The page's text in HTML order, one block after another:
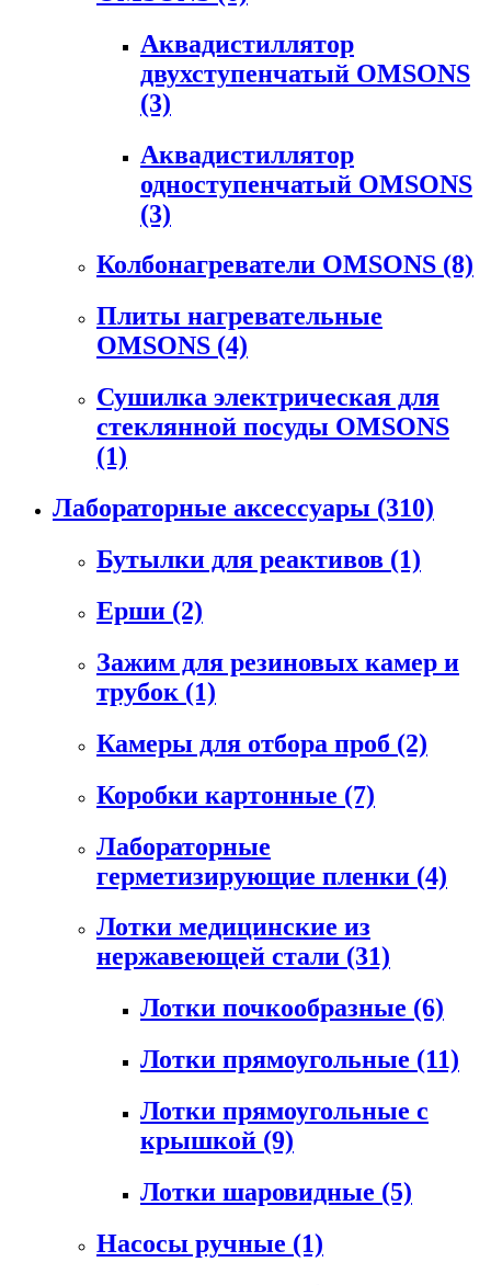
Аквадистиллятор
двухступенчатый OMSONS
(3)
Аквадистиллятор
одноступенчатый OMSONS
(3)
Колбонагреватели OMSONS (8)
Плиты нагревательные
OMSONS (4)
Сушилка электрическая для
стеклянной посуды OMSONS
(1)
Лабораторные аксессуары (310)
Бутылки для реактивов (1)
Ерши (2)
Зажим для резиновых камер и
трубок (1)
Камеры для отбора проб (2)
Коробки картонные (7)
Лабораторные
герметизирующие пленки (4)
Лотки медицинские из
нержавеющей стали (31)
Лотки почкообразные (6)
Лотки прямоугольные (11)
Лотки прямоугольные с
крышкой (9)
Лотки шаровидные (5)
Насосы ручные (1)